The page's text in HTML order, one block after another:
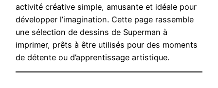
activité créative simple, amusante et idéale pour
développer l’imagination. Cette page rassemble
une sélection de dessins de Superman à
imprimer, prêts à être utilisés pour des moments
de détente ou d’apprentissage artistique.